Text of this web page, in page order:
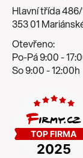
Hlavní třída
353 01
Otevřeno:
Po-Pá 9:00 -
So 9:00 - 12:00h